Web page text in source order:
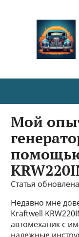
Мой
Статья
Недавно мне
Kraftwell
автомеханик с